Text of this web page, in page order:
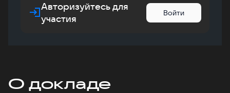
Авторизуйтесь для
участия
Войти
О докладе